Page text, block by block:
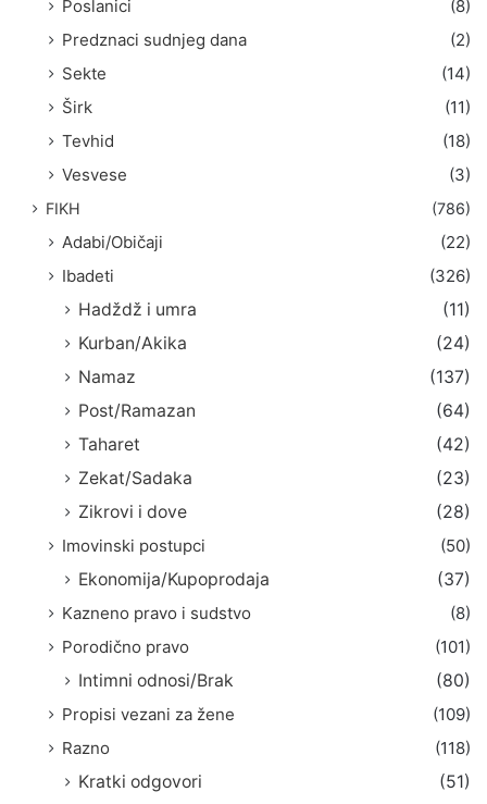
Poslanici
(8)
Predznaci sudnjeg dana
(2)
Sekte
(14)
Širk
(11)
Tevhid
(18)
Vesvese
(3)
FIKH (786)
Adabi/Običaji
(22)
Ibadeti
(326)
Hadždž i umra
(11)
Kurban/Akika
(24)
Namaz
(137)
Post/Ramazan
(64)
Taharet
(42)
Zekat/Sadaka
(23)
Zikrovi i dove
(28)
Imovinski postupci
(50)
Ekonomija/Kupoprodaja
(37)
Kazneno pravo i sudstvo
(8)
Porodično pravo
(101)
Intimni odnosi/Brak
(80)
Propisi vezani za žene
(109)
Razno
(118)
Kratki odgovori
(51)